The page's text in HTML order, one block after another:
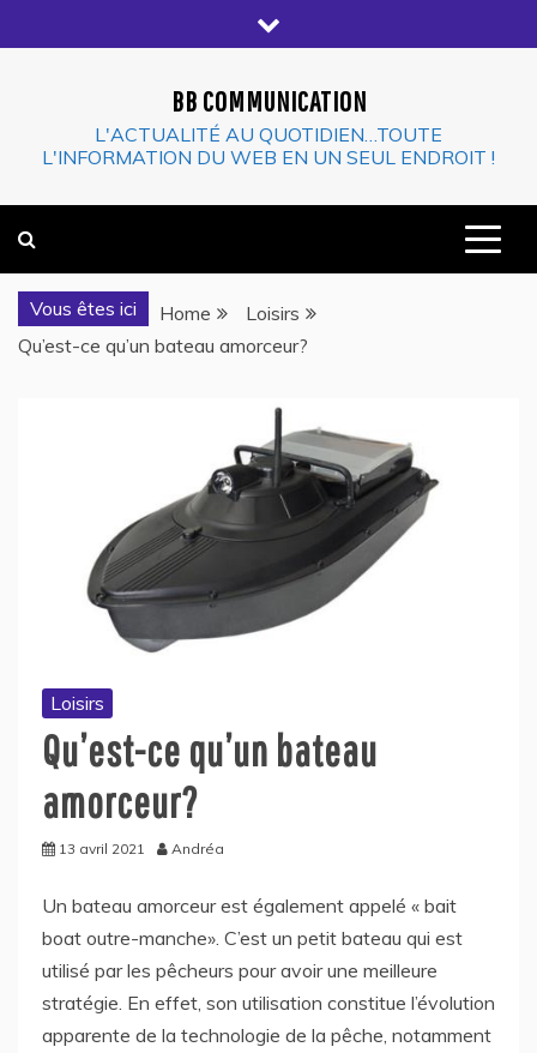
to
BB COMMUNICATION
L'ACTUALITÉ AU QUOTIDIEN…TOUTE
L'INFORMATION DU WEB EN UN SEUL ENDROIT !
Vous êtes ici Home
Loisirs
Qu’est-ce qu’un bateau amorceur?
Loisirs
Qu’est-ce qu’un bateau
amorceur?
13 avril 2021 Andréa
Un bateau amorceur est également appelé « bait
boat outre-manche». C’est un petit bateau qui est
utilisé par les pêcheurs pour avoir une meilleure
stratégie. En effet, son utilisation constitue l’évolution
apparente de la technologie de la pêche, notamment